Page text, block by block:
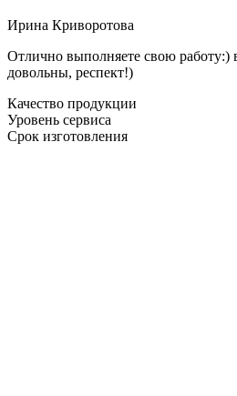
Ирина Криворотова
Отлично выполняете свою работу:)
довольны, респект!)
Качество продукции
Уровень сервиса
Срок изготовления